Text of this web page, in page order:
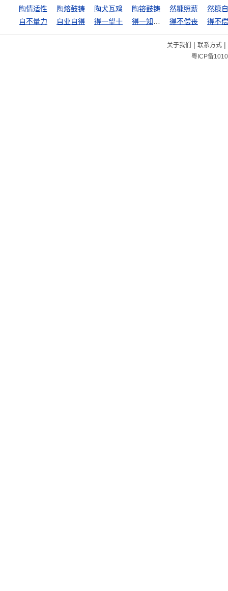
陶情适性 陶熔鼓铸 陶犬瓦鸡 陶镕鼓铸 然糠照薪
然糠
自不量力
自业自得 得一望十 得不偿丧 得不
关于我们 | 联系方式|
粤ICP备